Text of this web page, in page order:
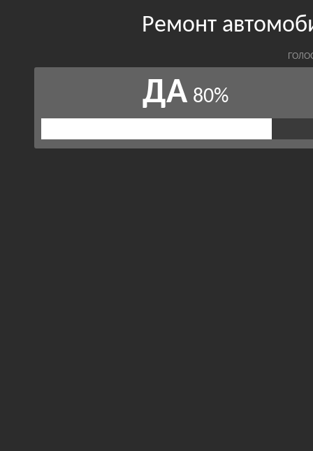
Ремонт
ДА 80%